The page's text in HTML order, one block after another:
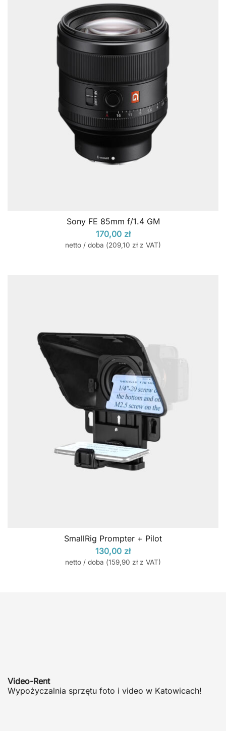
Sony FE 85mm f/1.4 GM
170,00 zł
netto / doba (209,10 złz VAT)
SmallRig Prompter + Pilot
130,00 zł
netto / doba (159,90 złz VAT)
Video-Rent
Wypożyczalnia sprzętu foto i video w Katowicach!